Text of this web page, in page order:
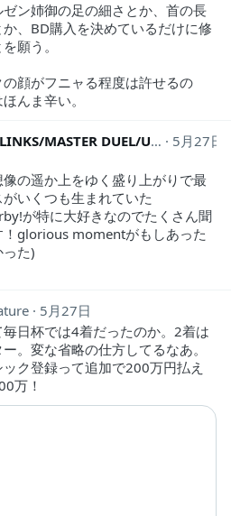
ン姉御の足の細さとか、首の長
、BD購入を決めているだけに修
願う。
顔がフニャる程度は許せるの
んま辛い。
サスキス@DUEL LINKS/MASTER DUEL/UMAMUSUME(ウマ娘6th両日)
5月27日
の遥か上をゆく盛り上がりで最
いくつも生まれていた
が特に大好きなのでたくさん聞
！glorious momentがもしあった
た)
5月27日
日杯では4着だったのか。2着は
。変な省略の仕方してるなあ。
ク登録って追加で200万円払え
万！